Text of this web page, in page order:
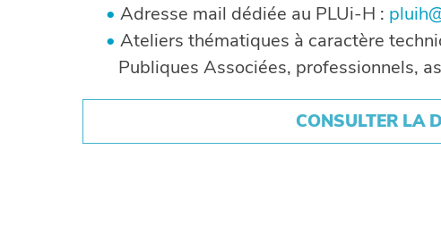
Adresse mail dédiée au PLUi-H :
Ateliers thématiques à caractère
Publiques Associées, professionnels,
CONSULTER LA